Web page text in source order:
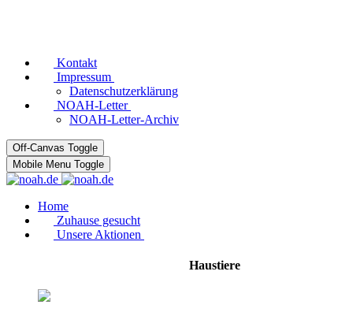
Kontakt
Impressum
Datenschutzerklärung
NOAH-Letter
NOAH-Letter-Archiv
Off-Canvas Toggle
Mobile Menu Toggle
Home
Zuhause gesucht
Unsere Aktionen
Haustiere